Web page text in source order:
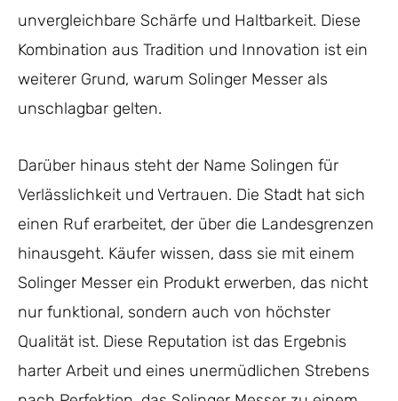
unvergleichbare Schärfe und Haltbarkeit. Diese
Kombination aus Tradition und Innovation ist ein
weiterer Grund, warum Solinger Messer als
unschlagbar gelten.
Darüber hinaus steht der Name Solingen für
Verlässlichkeit und Vertrauen. Die Stadt hat sich
einen Ruf erarbeitet, der über die Landesgrenzen
hinausgeht. Käufer wissen, dass sie mit einem
Solinger Messer ein Produkt erwerben, das nicht
nur funktional, sondern auch von höchster
Qualität ist. Diese Reputation ist das Ergebnis
harter Arbeit und eines unermüdlichen Strebens